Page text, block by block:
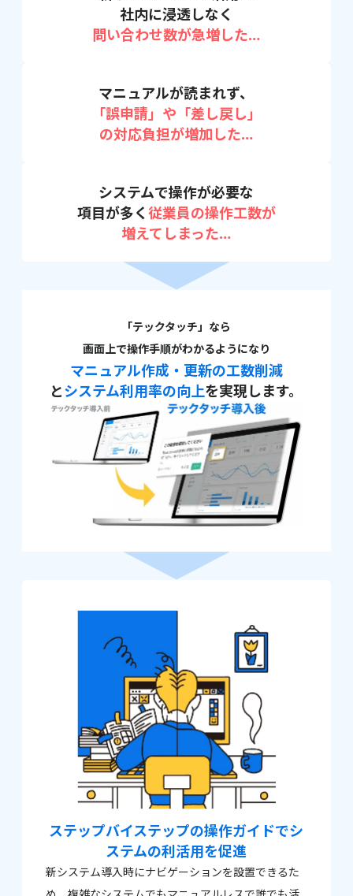
社内に浸透しなく
問い合わせ数が急増した…
マニュアルが読まれず、
「誤申請」や「差し戻し」
の対応負担が増加した…
システムで操作が必要な
項目が多く従業員の操作工数が
増えてしまった…
「テックタッチ」なら
画面上で操作手順がわかるようになり
マニュアル作成・更新の工数削減
とシステム利用率の向上を実現します。
ステップバイステップの操作ガイドでシ
ステムの利活用を促進
新システム導入時にナビゲーションを設置できるた